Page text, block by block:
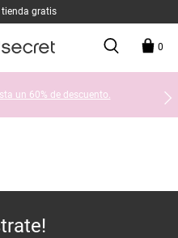
tienda gratis
0
un 60% de descuento.